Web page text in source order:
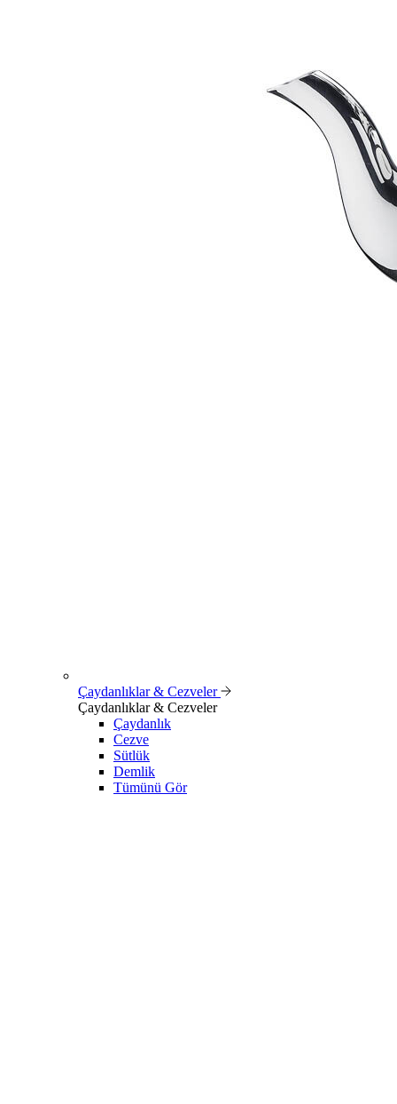
Çaydanlıklar & Cezveler
Çaydanlıklar & Cezveler
Çaydanlık
Cezve
Sütlük
Demlik
Tümünü Gör